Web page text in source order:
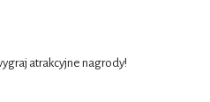
atrakcyjne nagrody!